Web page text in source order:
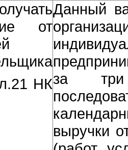
от
НК
Данный
за три
выручки